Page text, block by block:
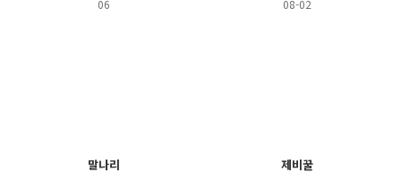
06 08-02
말나리 제비꿀